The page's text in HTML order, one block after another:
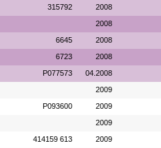
315792 2008
2008
6645 2008
6723 2008
P077573 04.2008
2009
P093600 2009
2009
414159 613 2009